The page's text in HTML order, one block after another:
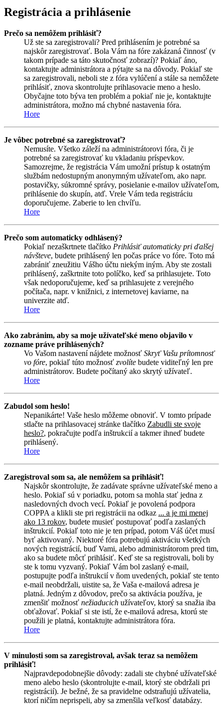
Registrácia a prihlásenie
Prečo sa nemôžem prihlásiť?
Už ste sa zaregistrovali? Pred prihlásením je potrebné sa
najskôr zaregistrovať. Bola Vám na fóre zakázaná činnosť (v
takom prípade sa táto skutočnosť zobrazí)? Pokiaľ áno,
kontaktujte administrátora a pýtajte sa na dôvody. Pokiaľ ste
sa zaregistrovali, neboli ste z fóra vylúčení a stále sa nemôžete
prihlásiť, znova skontrolujte prihlasovacie meno a heslo.
Obyčajne toto býva ten problém a pokiaľ nie je, kontaktujte
administrátora, možno má chybné nastavenia fóra.
Hore
Je vôbec potrebné sa zaregistrovať?
Nemusíte. Všetko záleží na administrátorovi fóra, či je
potrebné sa zaregistrovať ku vkladaniu príspevkov.
Samozrejme, že registrácia Vám umožní prístup k ostatným
službám nedostupným anonymným užívateľom, ako napr.
postavičky, súkromné správy, posielanie e-mailov užívateľom,
prihlásenie do skupín, atď. Vrele Vám teda registráciu
doporučujeme. Zaberie to len chvíľu.
Hore
Prečo som automaticky odhlásený?
Pokiaľ nezaškrtnete tlačítko Prihlásiť automaticky pri ďalšej
návšteve, budete prihlásený len počas práce vo fóre. Toto má
zabrániť zneužitiu Vášho účtu niekým iným. Aby ste zostali
prihlásený, zaškrtnite toto políčko, keď sa prihlasujete. Toto
však nedoporučujeme, keď sa prihlasujete z verejného
počítača, napr. v knižnici, z internetovej kaviarne, na
univerzite atď.
Hore
Ako zabránim, aby sa moje užívateľské meno objavilo v
zozname práve prihlásených?
Vo Vašom nastavení nájdete možnosť Skryť Vašu prítomnosť
vo fóre, pokiaľ túto možnosť zvolíte budete viditeľný len pre
administrátorov. Budete počítaný ako skrytý užívateľ.
Hore
Zabudol som heslo!
Nepanikárte! Vaše heslo môžeme obnoviť. V tomto prípade
stlačte na prihlasovacej stránke tlačítko Zabudli ste svoje
heslo?, pokračujte podľa inštrukcií a takmer ihneď budete
prihlásený.
Hore
Zaregistroval som sa, ale nemôžem sa prihlásiť!
Najskôr skontrolujte, že zadávate správne užívateľské meno a
heslo. Pokiaľ sú v poriadku, potom sa mohla stať jedna z
nasledovných dvoch vecí. Pokiaľ je povolená podpora
COPPA a klikli ste pri registrácii na odkaz ... a je mi menej
ako 13 rokov, budete musieť postupovať podľa zaslaných
inštrukcií. Pokiaľ toto nie je ten prípad, potom Váš účet musí
byť aktivovaný. Niektoré fóra potrebujú aktiváciu všetkých
nových registrácií, buď Vami, alebo administrátorom pred tim,
ako sa budete môcť prihlásiť. Keď ste sa registrovali, boli by
ste k tomu vyzvaný. Pokiaľ Vám bol zaslaný e-mail,
postupujte podľa inštrukcií v ňom uvedených, pokiaľ ste tento
e-mail neobdržali, uistite sa, že Vaša e-mailová adresa je
platná. Jedným z dôvodov, prečo sa aktivácia používa, je
zmenšiť možnosť nežiaducich užívateľov, ktorý sa snažia iba
obťažovať. Pokiaľ si ste istí, že e-mailová adresa, ktorú ste
použili je platná, kontaktujte administrátora fóra.
Hore
V minulosti som sa zaregistroval, avšak teraz sa nemôžem
prihlásiť!
Najpravdepodobnejšie dôvody: zadali ste chybné užívateľské
meno alebo heslo (skontrolujte e-mail, ktorý ste obdržali pri
registrácií). Je bežné, že sa pravidelne odstraňujú užívatelia,
ktorí ničím neprispeli, aby sa zmenšila veľkosť databázy.